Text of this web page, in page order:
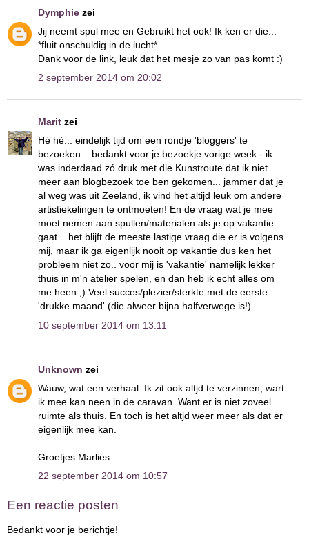
Dymphie zei
Jij neemt spul mee en Gebruikt het ook! Ik ken er die...
*fluit onschuldig in de lucht*
Dank voor de link, leuk dat het mesje zo van pas komt :)
2 september 2014 om 20:02
Marit zei
Hè hè... eindelijk tijd om een rondje 'bloggers' te
bezoeken... bedankt voor je bezoekje vorige week - ik
was inderdaad zó druk met die Kunstroute dat ik niet
meer aan blogbezoek toe ben gekomen... jammer dat je
al weg was uit Zeeland, ik vind het altijd leuk om andere
artistiekelingen te ontmoeten! En de vraag wat je mee
moet nemen aan spullen/materialen als je op vakantie
gaat... het blijft de meeste lastige vraag die er is volgens
mij, maar ik ga eigenlijk nooit op vakantie dus ken het
probleem niet zo.. voor mij is 'vakantie' namelijk lekker
thuis in m'n atelier spelen, en dan heb ik echt alles om
me heen ;) Veel succes/plezier/sterkte met de eerste
'drukke maand' (die alweer bijna halfverwege is!)
10 september 2014 om 13:11
Unknown zei
Wauw, wat een verhaal. Ik zit ook altjd te verzinnen, wart
ik mee kan neen in de caravan. Want er is niet zoveel
ruimte als thuis. En toch is het altjd weer meer als dat er
eigenlijk mee kan.
Groetjes Marlies
22 september 2014 om 10:57
Een reactie posten
Bedankt voor je berichtje!